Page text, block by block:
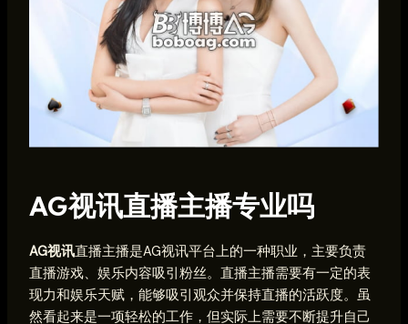
AG视讯直播主播专业吗
AG视讯直播主播是AG视讯平台上的一种职业，主要负责
直播游戏、娱乐内容吸引粉丝。直播主播需要有一定的表
现力和娱乐天赋，能够吸引观众并保持直播的活跃度。虽
然看起来是一项轻松的工作，但实际上需要不断提升自己